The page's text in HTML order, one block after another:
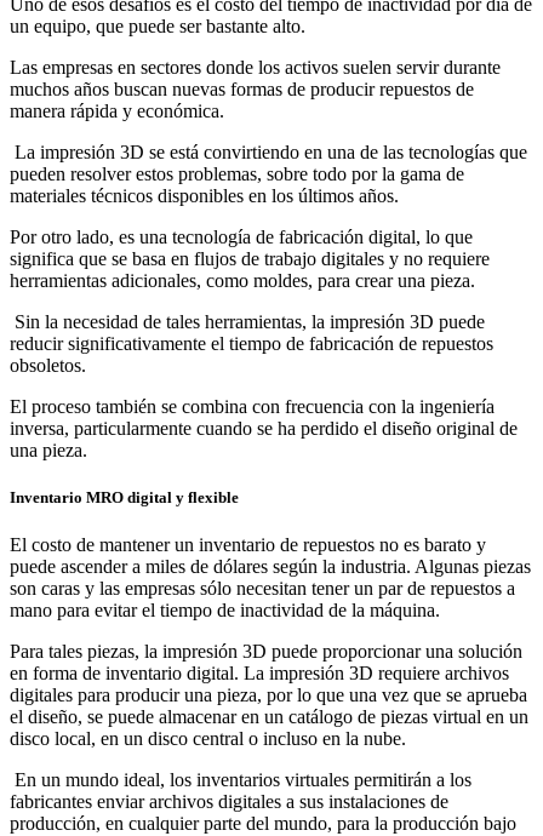
un equipo, que puede ser bastante alto.
Las empresas en sectores donde los activos suelen servir durante
muchos años buscan nuevas formas de producir repuestos de
manera rápida y económica.
La impresión 3D se está convirtiendo en una de las tecnologías que
pueden resolver estos problemas, sobre todo por la gama de
materiales técnicos disponibles en los últimos años.
Por otro lado, es una tecnología de fabricación digital, lo que
significa que se basa en flujos de trabajo digitales y no requiere
herramientas adicionales, como moldes, para crear una pieza.
Sin la necesidad de tales herramientas, la impresión 3D puede
reducir significativamente el tiempo de fabricación de repuestos
obsoletos.
El proceso también se combina con frecuencia con la ingeniería
inversa, particularmente cuando se ha perdido el diseño original de
una pieza.
Inventario MRO digital y flexible
El costo de mantener un inventario de repuestos no es barato y
puede ascender a miles de dólares según la industria. Algunas piezas
son caras y las empresas sólo necesitan tener un par de repuestos a
mano para evitar el tiempo de inactividad de la máquina.
Para tales piezas, la impresión 3D puede proporcionar una solución
en forma de inventario digital. La impresión 3D requiere archivos
digitales para producir una pieza, por lo que una vez que se aprueba
el diseño, se puede almacenar en un catálogo de piezas virtual en un
disco local, en un disco central o incluso en la nube.
En un mundo ideal, los inventarios virtuales permitirán a los
fabricantes enviar archivos digitales a sus instalaciones de
producción, en cualquier parte del mundo, para la producción bajo